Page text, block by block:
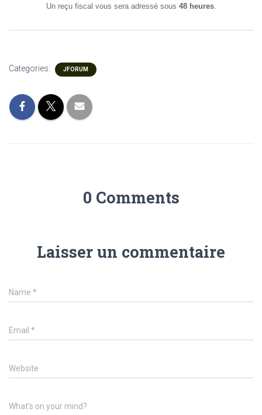
Un reçu fiscal vous sera adressé sous 48 heures.
Categories: JFORUM
0 Comments
Laisser un commentaire
Name *
Email *
Website
What's on your mind?